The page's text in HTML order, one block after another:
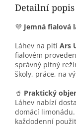
Detailní
💜 Jemná fialová
Láhev na pití Ars
fialovém
správný pitný
školy, práce, na
🥤 Praktický
Láhev nabízí
domácí
každodenní